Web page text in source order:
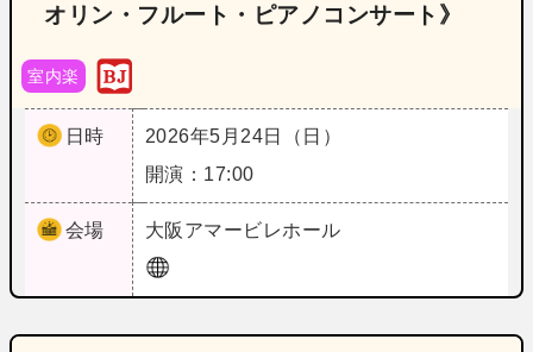
オリン・フルート・ピアノコンサート》
室内楽
日時
2026年5月24日（日）
開演：17:00
会場 大阪 アマービレホール